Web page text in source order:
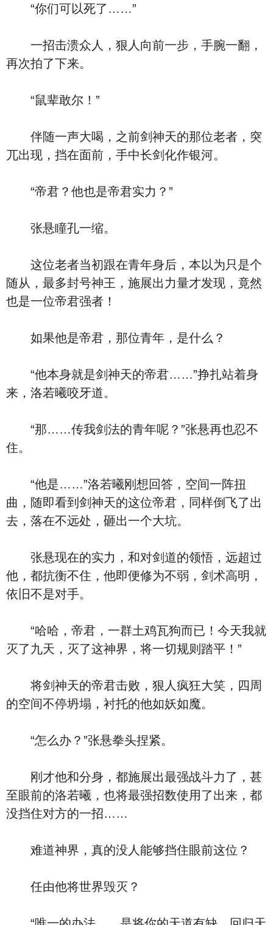
“你们可以死了……”
一招击溃众人，狠人向前一步，手腕一翻，
再次拍了下来。
“鼠辈敢尔！”
伴随一声大喝，之前剑神天的那位老者，突
兀出现，挡在面前，手中长剑化作银河。
“帝君？他也是帝君实力？”
张悬瞳孔一缩。
这位老者当初跟在青年身后，本以为只是个
随从，最多封号神王，施展出力量才发现，竟然
也是一位帝君强者！
如果他是帝君，那位青年，是什么？
“他本身就是剑神天的帝君……”挣扎站着身
来，洛若曦咬牙道。
“那……传我剑法的青年呢？”张悬再也忍不
住。
“他是……”洛若曦刚想回答，空间一阵扭
曲，随即看到剑神天的这位帝君，同样倒飞了出
去，落在不远处，砸出一个大坑。
张悬现在的实力，和对剑道的领悟，远超过
他，都抗衡不住，他即便修为不弱，剑术高明，
依旧不是对手。
“哈哈，帝君，一群土鸡瓦狗而已！今天我就
灭了九天，灭了这神界，将一切规则踏平！”
将剑神天的帝君击败，狠人疯狂大笑，四周
的空间不停坍塌，衬托的他如妖如魔。
“怎么办？”张悬拳头捏紧。
刚才他和分身，都施展出最强战斗力了，甚
至眼前的洛若曦，也将最强招数使用了出来，都
没挡住对方的一招……
难道神界，真的没人能够挡住眼前这位？
任由他将世界毁灭？